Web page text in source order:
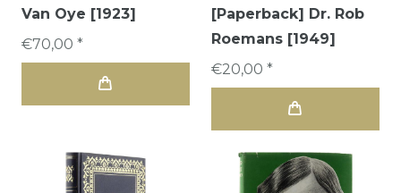
Van Oye [1923]
€70,00 *
[Paperback] Dr. Rob
Roemans [1949]
€20,00 *